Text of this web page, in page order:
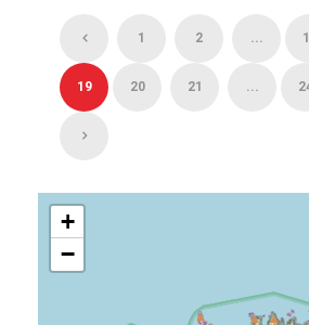
1 2 ...
19 20 21 ...
+
−